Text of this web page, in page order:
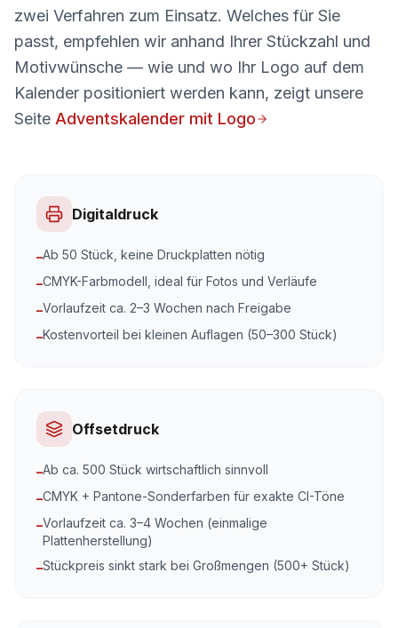
zwei Verfahren zum Einsatz. Welches für Sie
passt, empfehlen wir anhand Ihrer Stückzahl und
Motivwünsche — wie und wo Ihr Logo auf dem
Kalender positioniert werden kann, zeigt unsere
Seite Adventskalender mit Logo
Digitaldruck
–Ab 50 Stück, keine Druckplatten nötig
–CMYK-Farbmodell, ideal für Fotos und Verläufe
–Vorlaufzeit ca. 2–3 Wochen nach Freigabe
–Kostenvorteil bei kleinen Auflagen (50–300 Stück)
Offsetdruck
–Ab ca. 500 Stück wirtschaftlich sinnvoll
–CMYK + Pantone-Sonderfarben für exakte CI-Töne
–Vorlaufzeit ca. 3–4 Wochen (einmalige
Plattenherstellung)
–Stückpreis sinkt stark bei Großmengen (500+ Stück)